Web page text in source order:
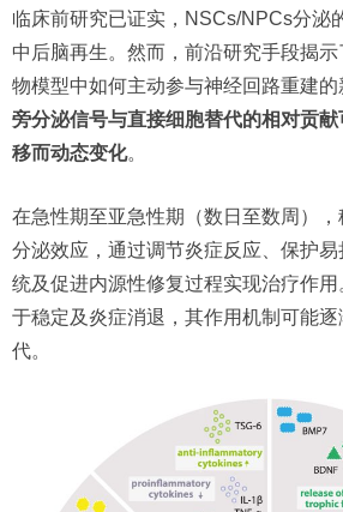
临床前研究已证实，NSCs/NPCs分泌
中后脑再生。然而，前沿研究手段揭
物模型中如何主动参与神经回路重建的
旁分泌信号与直接细胞替代的相对贡
移而动态变化。
在急性期至亚急性期（数日至数周）
分泌效应，通过调节炎症反应、保护
统及促进内源性修复过程实现治疗作
于稳定及炎症消退，其作用机制可能
代。